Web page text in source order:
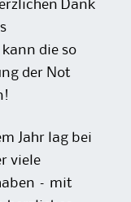
Dank
die so
der Not
Jahr lag bei
viele
– mit